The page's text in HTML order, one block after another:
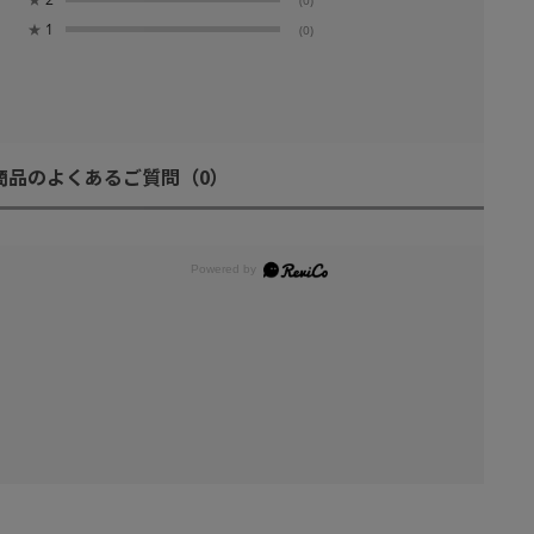
★ 1 (0)
品のよくあるご質問 （0）